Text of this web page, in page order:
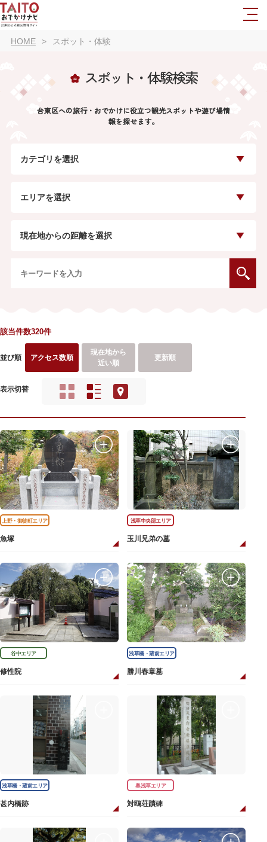
HOME スポット・体験
スポット・体験検索
台東区への旅行・おでかけに役立つ観光スポットや遊び場情
報を探せます。
カテゴリを選択
エリアを選択
現在地からの距離を選択
該当件数320件
並び順 アクセス数順
現在地から
近い順
更新順
表示切替
上野・御徒町エリア
魚塚
浅草中央部エリア
玉川兄弟の墓
谷中エリア
修性院
浅草橋・蔵前エリア
勝川春章墓
浅草橋・蔵前エリア
甚内橋跡
奥浅草エリア
対鴎荘蹟碑